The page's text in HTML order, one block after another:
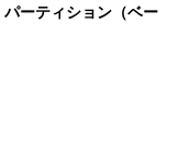
ーティション（ベー